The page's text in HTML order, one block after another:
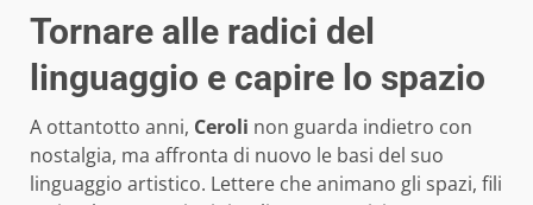
Tornare alle radici del
linguaggio e capire lo spazio
A ottantotto anni, Ceroli non guarda indietro con
nostalgia, ma affronta di nuovo le basi del suo
linguaggio artistico. Lettere che animano gli spazi, fili